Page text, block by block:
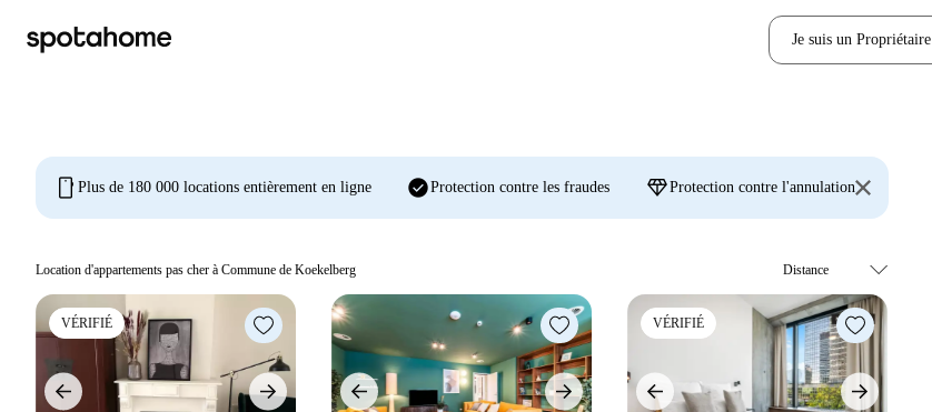
Je suis un Propriétaire
mobile Plus de 180 000 locations entièrement en ligne check_circleProtection contre les fraudes diamondProtection contre l'annulation
Location d'appartements pas cher à Commune de Koekelberg
VÉRIFIÉ VÉRIFIÉ